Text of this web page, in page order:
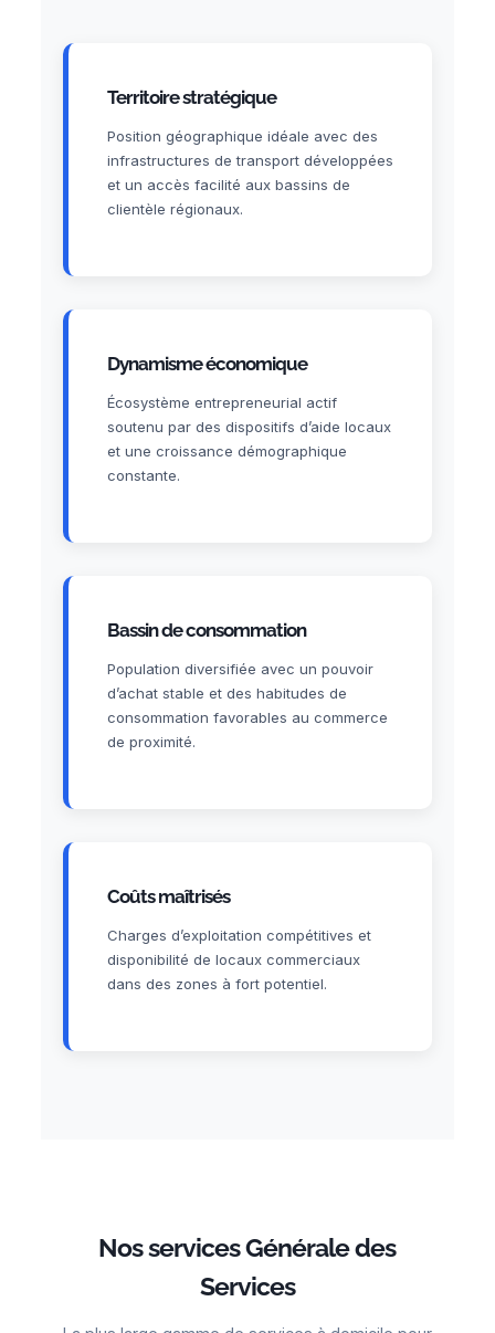
Territoire stratégique
Position géographique idéale avec des
infrastructures de transport développées
et un accès facilité aux bassins de
clientèle régionaux.
Dynamisme économique
Écosystème entrepreneurial actif
soutenu par des dispositifs d’aide locaux
et une croissance démographique
constante.
Bassin de consommation
Population diversifiée avec un pouvoir
d’achat stable et des habitudes de
consommation favorables au commerce
de proximité.
Coûts maîtrisés
Charges d’exploitation compétitives et
disponibilité de locaux commerciaux
dans des zones à fort potentiel.
Nos services Générale des
Services